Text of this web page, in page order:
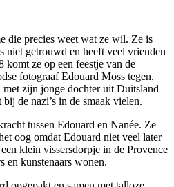
die precies weet wat ze wil. Ze is
niet getrouwd en heeft veel vrienden
ze op een feestje van de
fotograaf Edouard Moss tegen.
zijn jonge dochter uit Duitsland
de nazi’s in de smaak vielen.
tussen Edouard en Nanée. Ze
oog omdat Edouard niet veel later
klein vissersdorpje in de Provence
en kunstenaars wonen.